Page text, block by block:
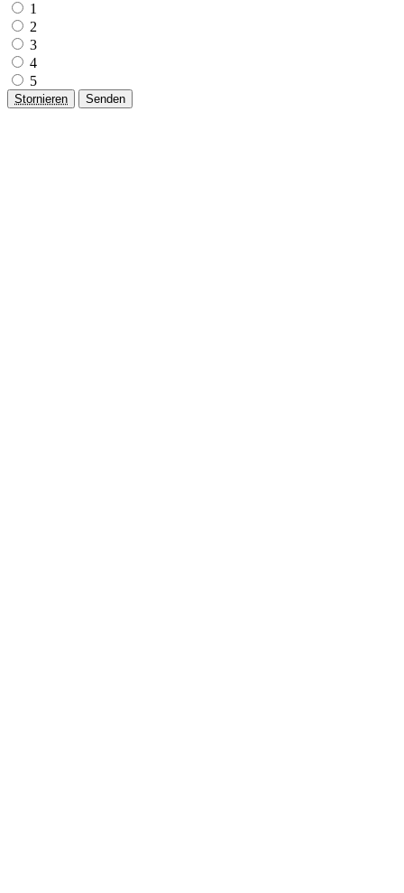
1
2
3
4
5
Stornieren Senden